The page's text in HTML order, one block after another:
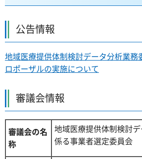
公告情報
地域医療提供体制検討データ分析業務
ロポーザルの実施について
審議会情報
審議会の名
称
地域医療提供体制検討
係る事業者選定委員会